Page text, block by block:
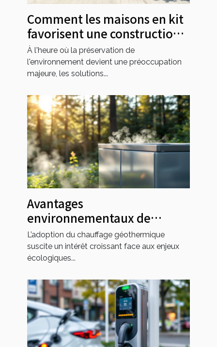
Comment les maisons en kit
favorisent une construction
durable ?
À l'heure où la préservation de
l'environnement devient une préoccupation
majeure, les solutions...
Avantages
environnementaux de
l'adoption du chauffage
géothermique
L’adoption du chauffage géothermique
suscite un intérêt croissant face aux enjeux
écologiques...